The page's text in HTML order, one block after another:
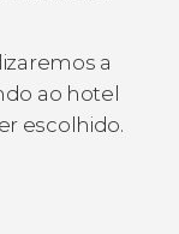
a
ao hotel
escolhido.